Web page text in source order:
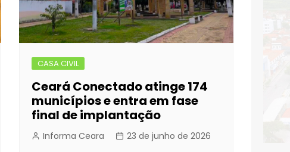
CASA CIVIL
Ceará Conectado atinge 174
municípios e entra em fase
final de implantação
Informa Ceara 23 de junho de 2026